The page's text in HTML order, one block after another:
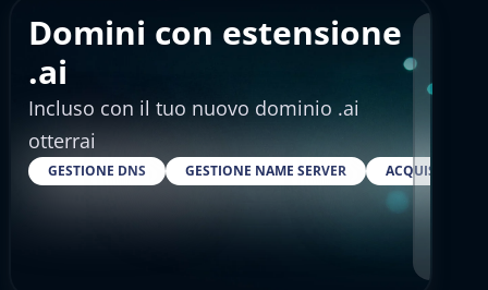
Domini con estensione
.ai
Incluso con il tuo nuovo dominio .ai
otterrai
GESTIONE DNS GESTIONE NAME SERVER ACQUISTARE